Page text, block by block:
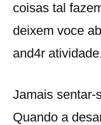
coisas tal
deixem voce
and4r
Jamais sentar-
Quando a